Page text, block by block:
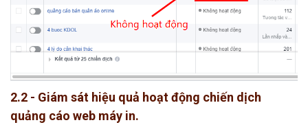
2.2 - Giám sát hiệu quả hoạt động chiến dịch
quảng cáo web máy in.